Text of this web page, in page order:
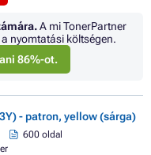
A mi TonerPartner
a nyomtatási költségen.
86%-ot.
- patron, yellow (sárga)
600 oldal